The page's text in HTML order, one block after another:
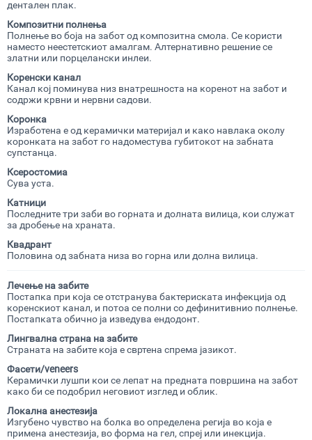
дентален плак.
Композитни полнења
Полнење во боја на забот од композитна смола. Се користи
наместо неестетскиот амалгам. Алтернативно решение се
златни или порцелански инлеи.
Коренски канал
Канал кој поминува низ внатрешноста на коренот на забот и
содржи крвни и нервни садови.
Коронка
Изработена е од керамички материјал и како навлака околу
коронката на забот го надоместува губитокот на забната
супстанца.
Ксеростомиа
Сува уста.
Катници
Последните три заби во горната и долната вилица, кои служат
за дробење на храната.
Квадрант
Половина од забната низа во горна или долна вилица.
Лечење назабите
Постапка при која се отстранува бактериската инфекција од
коренскиот канал, и потоа се полни со дефинитивнио полнење.
Постапката обично ја изведува ендодонт.
Лингвалнастрана на забите
Страната на забите која е свртена спрема јазикот.
Фасети/veneers
Керамички лушпи кои се лепат на предната површина на забот
како би се подобрил неговиот изглед и облик.
Локалнаанестезија
Изгубено чувство на болка во определена регија во која е
примена анестезија, во форма на гел, спреј или инекција.